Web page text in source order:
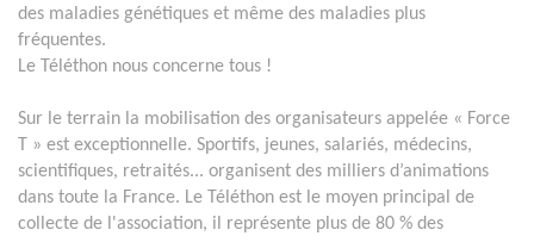
des maladies génétiques et même des maladies plus
fréquentes.
Le Téléthon nous concerne tous !
Sur le terrain la mobilisation des organisateurs appelée « Force
T » est exceptionnelle. Sportifs, jeunes, salariés, médecins,
scientifiques, retraités... organisent des milliers d’animations
dans toute la France. Le Téléthon est le moyen principal de
collecte de l'association, il représente plus de 80 % des